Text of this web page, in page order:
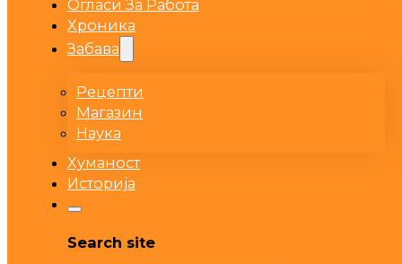
Огласи За Работа
Хроника
Забава
Рецепти
Магазин
Наука
Хуманост
Историја
Search site